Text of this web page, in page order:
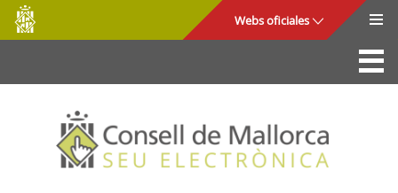
Saltar al contenido principal
Consell
de
Mallorca
Webs oficiales
La Sede
Consejo de Mallorca
Acceso y seguridad